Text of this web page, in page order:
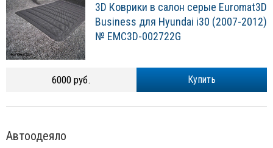
3D Коврики в салон серые Euromat3D
Business для Hyundai i30 (2007-2012)
№ EMC3D-002722G
Купить
6000 руб.
Автоодеяло